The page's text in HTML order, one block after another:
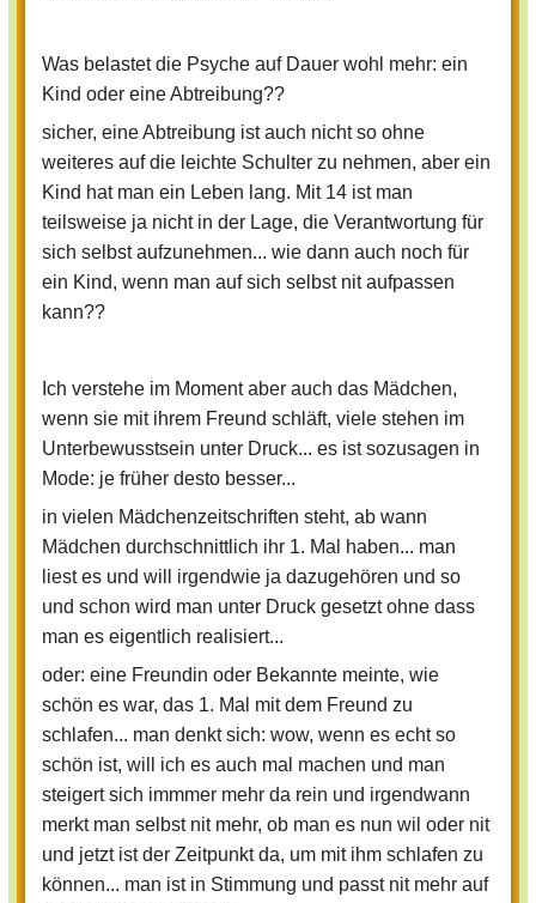
Was belastet die Psyche auf Dauer wohl mehr: ein
Kind oder eine Abtreibung??
sicher, eine Abtreibung ist auch nicht so ohne
weiteres auf die leichte Schulter zu nehmen, aber ein
Kind hat man ein Leben lang. Mit 14 ist man
teilsweise ja nicht in der Lage, die Verantwortung für
sich selbst aufzunehmen... wie dann auch noch für
ein Kind, wenn man auf sich selbst nit aufpassen
kann??
Ich verstehe im Moment aber auch das Mädchen,
wenn sie mit ihrem Freund schläft, viele stehen im
Unterbewusstsein unter Druck... es ist sozusagen in
Mode: je früher desto besser...
in vielen Mädchenzeitschriften steht, ab wann
Mädchen durchschnittlich ihr 1. Mal haben... man
liest es und will irgendwie ja dazugehören und so
und schon wird man unter Druck gesetzt ohne dass
man es eigentlich realisiert...
oder: eine Freundin oder Bekannte meinte, wie
schön es war, das 1. Mal mit dem Freund zu
schlafen... man denkt sich: wow, wenn es echt so
schön ist, will ich es auch mal machen und man
steigert sich immmer mehr da rein und irgendwann
merkt man selbst nit mehr, ob man es nun wil oder nit
und jetzt ist der Zeitpunkt da, um mit ihm schlafen zu
können... man ist in Stimmung und passt nit mehr auf